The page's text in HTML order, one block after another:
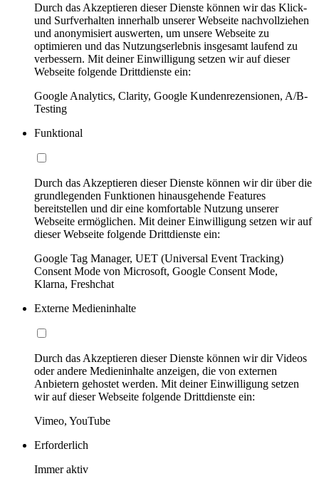
Durch das Akzeptieren dieser Dienste können wir das Klick-
und Surfverhalten innerhalb unserer Webseite nachvollziehen
und anonymisiert auswerten, um unsere Webseite zu
optimieren und das Nutzungserlebnis insgesamt laufend zu
verbessern. Mit deiner Einwilligung setzen wir auf dieser
Webseite folgende Drittdienste ein:
Google Analytics, Clarity, Google Kundenrezensionen, A/B-
Testing
Funktional
Durch das Akzeptieren dieser Dienste können wir dir über die
grundlegenden Funktionen hinausgehende Features
bereitstellen und dir eine komfortable Nutzung unserer
Webseite ermöglichen. Mit deiner Einwilligung setzen wir auf
dieser Webseite folgende Drittdienste ein:
Google Tag Manager, UET (Universal Event Tracking)
Consent Mode von Microsoft, Google Consent Mode,
Klarna, Freshchat
Externe Medieninhalte
Durch das Akzeptieren dieser Dienste können wir dir Videos
oder andere Medieninhalte anzeigen, die von externen
Anbietern gehostet werden. Mit deiner Einwilligung setzen
wir auf dieser Webseite folgende Drittdienste ein:
Vimeo, YouTube
Erforderlich
Immer aktiv